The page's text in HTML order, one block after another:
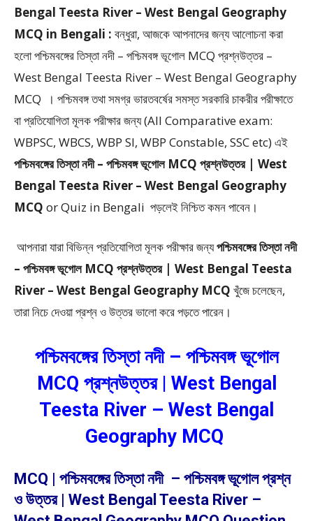
Bengal Teesta River – West Bengal Geography
MCQ in Bengali : বন্ধুরা, আজকে আপনাদের জন্য আলোচনা করা
হলো পশ্চিমবঙ্গের তিস্তা নদী – পশ্চিমবঙ্গ ভূগোল MCQ প্রশ্নউত্তর –
West Bengal Teesta River – West Bengal Geography
MCQ । পশ্চিমবঙ্গ তথা সমগ্র ভারতবর্ষের সমস্ত সরকারি চাকরীর পরীক্ষাতে
বা প্রতিযোগিতা মূলক পরীক্ষার জন্য (All Comparative exam:
WBPSC, WBCS, WBP SI, WBP Constable, SSC etc) এই
পশ্চিমবঙ্গের তিস্তা নদী – পশ্চিমবঙ্গ ভূগোল MCQ প্রশ্নউত্তর | West
Bengal Teesta River – West Bengal Geography
MCQ or Quiz in Bengali পড়লেই নিশ্চিত কমন পাবেন।
আপনারা যারা বিভিন্ন প্রতিযোগিতা মূলক পরীক্ষার জন্যপশ্চিমবঙ্গের তিস্তা নদী
– পশ্চিমবঙ্গ ভূগোল MCQ প্রশ্নউত্তর | West Bengal Teesta
River – West Bengal Geography MCQ খুঁজে চলেছেন,
তারা নিচে দেওয়া প্রশ্ন ও উত্তর ভালো করে পড়তে পারেন।
পশ্চিমবঙ্গের তিস্তা নদী – পশ্চিমবঙ্গ ভূগোল
MCQ প্রশ্নউত্তর | West Bengal
Teesta River – West Bengal
Geography MCQ
MCQ | পশ্চিমবঙ্গের তিস্তা নদী – পশ্চিমবঙ্গ ভূগোল প্রশ্ন
ও উত্তর | West Bengal Teesta River –